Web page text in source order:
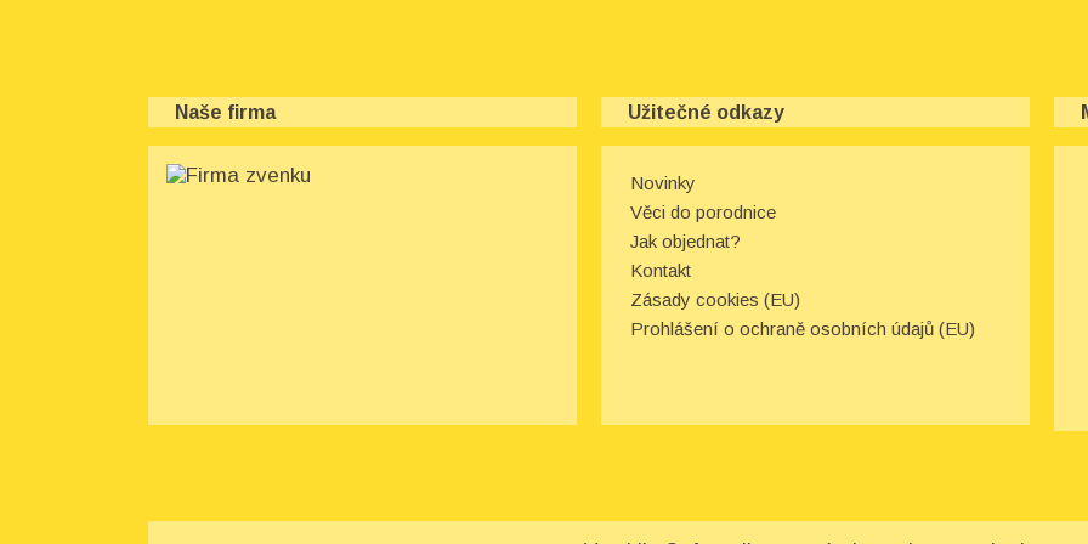
Naše firma Užitečné odkazy
Novinky
Věci do porodnice
Jak objednat?
Kontakt
Zásady cookies (EU)
Prohlášení o ochraně osobních údajů (EU)